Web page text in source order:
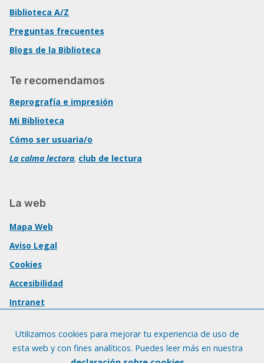
Biblioteca A/Z
Preguntas frecuentes
Blogs de la Biblioteca
Te recomendamos
Reprografía e impresión
Mi Biblioteca
Cómo ser usuaria/o
La calma lectora, club de lectura
La web
Mapa Web
Aviso Legal
Cookies
Accesibilidad
Intranet
Utilizamos cookies para mejorar tu experiencia de uso de
esta web y con fines analíticos. Puedes leer más en nuestra